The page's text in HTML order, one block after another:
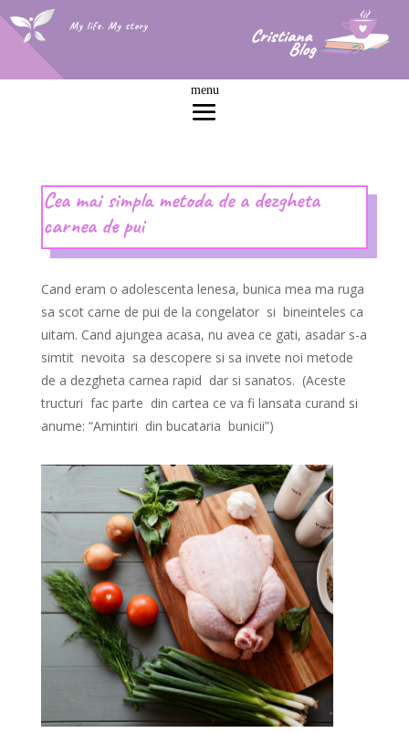
My life. My story
Cea mai simpla metoda de a dezgheta
carnea de pui
Cand eram o adolescenta lenesa, bunica mea ma ruga
sa scot carne de pui de la congelator si bineinteles ca
uitam. Cand ajungea acasa, nu avea ce gati, asadar s-a
simtit nevoita sa descopere si sa invete noi metode
de a dezgheta carnea rapid dar si sanatos. (Aceste
tructuri fac parte din cartea ce va fi lansata curand si
anume: “Amintiri din bucataria bunicii”)